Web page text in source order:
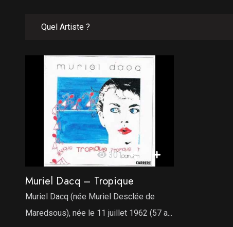
301
Muriel Dacq – Tropique
Muriel Dacq (née Muriel Desclée de
Maredsous), née le 11 juillet 1962 (57 a...